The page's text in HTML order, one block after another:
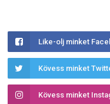
Like-olj minket
Kövess minket
Kövess minket